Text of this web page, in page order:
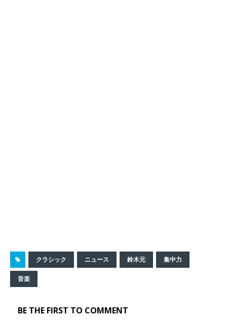
クラシック ニュース 鈴木元 集中力
音楽
BE THE FIRST TO COMMENT